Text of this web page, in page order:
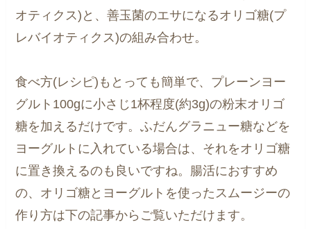
オティクス)と、善玉菌のエサになるオリゴ糖(プ
レバイオティクス)の組み合わせ。
食べ方(レシピ)もとっても簡単で、プレーンヨー
グルト100gに小さじ1杯程度(約3g)の粉末オリゴ
糖を加えるだけです。ふだんグラニュー糖などを
ヨーグルトに入れている場合は、それをオリゴ糖
に置き換えるのも良いですね。腸活におすすめ
の、オリゴ糖とヨーグルトを使ったスムージーの
作り方は下の記事からご覧いただけます。